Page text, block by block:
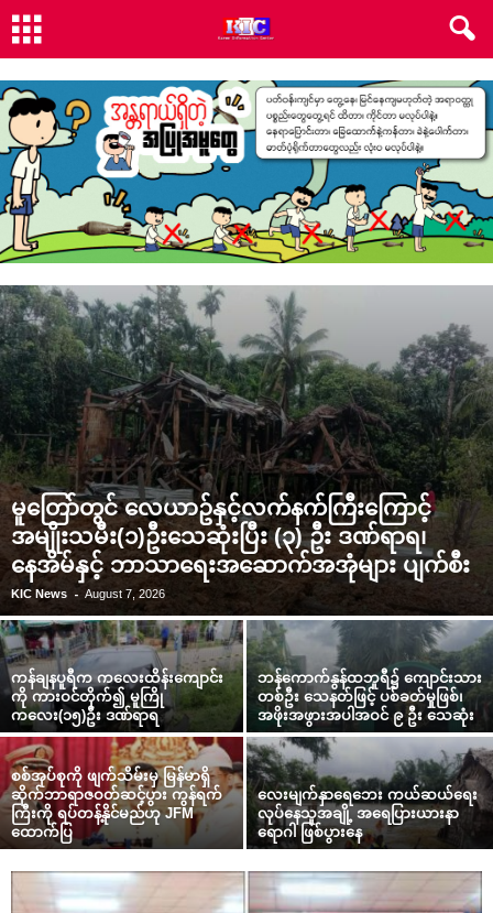
မူတြော်တွင် လေယာဥ်နှင့်လက်နက်ကြီးကြောင့်
အမျိုးသမီး(၁)ဦးသေဆုံးပြီး (၃) ဦး ဒဏ်ရာရ၊
နေအိမ်နှင့် ဘာသာရေးအဆောက်အအုံများ ပျက်စီး
KIC News - August 7, 2026
ကန်ချနပူရီက ကလေးထိန်းကျောင်း
ကို ကားဝင်တိုက်၍ မူကြို
ကလေး(၁၅)ဦး ဒဏ်ရာရ
ဘန်ကောက်နွန်ထဘူရီ၌ ကျောင်းသား
တစ်ဦး သေနတ်ဖြင့် ပစ်ခတ်မှုဖြစ်၊
အဖိုးအဖွားအပါအဝင် ၉ ဦး သေဆုံး
စစ်အုပ်စုကို ဖျက်သိမ်းမှ မြန်မာရှိ
ဆိုက်ဘာရာဇဝတ်ဆင့်ပွား ကွန်ရက်
ကြီးကို ရပ်တန့်နိုင်မည်ဟု JFM
ထောက်ပြ
လေးမျက်နှာရေဘေး ကယ်ဆယ်ရေး
လုပ်နေသူအချို့ အရေပြားယားနာ
ရောဂါ ဖြစ်ပွားနေ